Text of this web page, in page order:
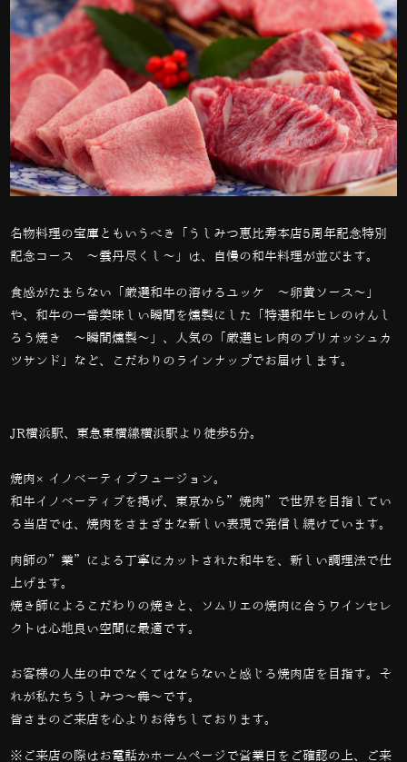
名物料理の宝庫ともいうべき「うしみつ恵比寿本店5周年記念特別
記念コース ～雲丹尽くし～」は、自慢の和牛料理が並びます。
食感がたまらない「厳選和牛の溶けるユッケ ～卵黄ソース～」
や、和牛の一番美味しい瞬間を燻製にした「特選和牛ヒレのけんし
ろう焼き ～瞬間燻製～」、人気の「厳選ヒレ肉のブリオッシュカ
ツサンド」など、こだわりのラインナップでお届けします。
JR横浜駅、東急東横線横浜駅より徒歩5分。
焼肉×イノベーティブフュージョン。
和牛イノベーティブを掲げ、東京から”焼肉”で世界を目指してい
る当店では、焼肉をさまざまな新しい表現で発信し続けています。
肉師の”業”による丁寧にカットされた和牛を、新しい調理法で仕
上げます。
焼き師によるこだわりの焼きと、ソムリエの焼肉に合うワインセレ
クトは心地良い空間に最適です。
お客様の人生の中でなくてはならないと感じる焼肉店を目指す。そ
れが私たちうしみつ～犇～です。
皆さまのご来店を心よりお待ちしております。
※ご来店の際はお電話かホームページで営業日をご確認の上、ご来